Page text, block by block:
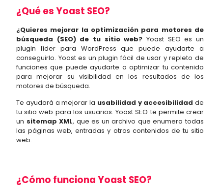
¿Qué es Yoast SEO?
¿Quieres mejorar la optimización para motores de
búsqueda (SEO) de tu sitio web? Yoast SEO es un
plugin líder para WordPress que puede ayudarte a
conseguirlo. Yoast es un plugin fácil de usar y repleto de
funciones que puede ayudarte a optimizar tu contenido
para mejorar su visibilidad en los resultados de los
motores de búsqueda.
Te ayudará a mejorar la usabilidad y accesibilidad de
tu sitio web para los usuarios. Yoast SEO te permite crear
un sitemap XML, que es un archivo que enumera todas
las páginas web, entradas y otros contenidos de tu sitio
web.
¿Cómo funciona Yoast SEO?